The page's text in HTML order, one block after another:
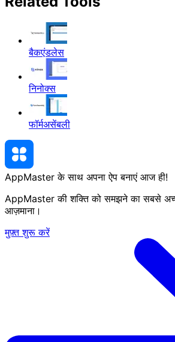
बैकएंडलेस
निनोक्स
फॉर्मअसेंबली
AppMaster के साथ अपना ऐप बनाएं आज ही!
AppMaster की शक्ति को समझने का सबसे
आज़माना।
मुफ़्त शुरू करें